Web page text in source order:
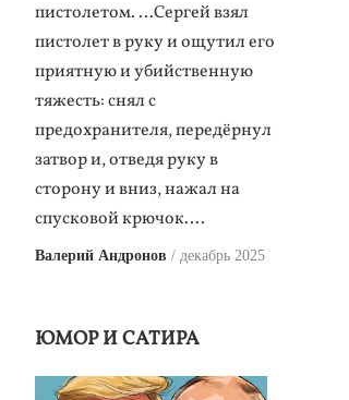
пистолетом. …Сергей взял
пистолет в руку и ощутил его
приятную и убийственную
тяжесть: снял с
предохранителя, передёрнул
затвор и, отведя руку в
сторону и вниз, нажал на
спусковой крючок….
Валерий Андронов декабрь 2025
ЮМОР И САТИРА